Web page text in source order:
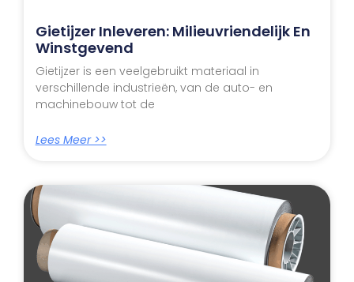
Gietijzer Inleveren: Milieuvriendelijk En
Winstgevend
Gietijzer is een veelgebruikt materiaal in
verschillende industrieën, van de auto- en
machinebouw tot de
Lees Meer >>